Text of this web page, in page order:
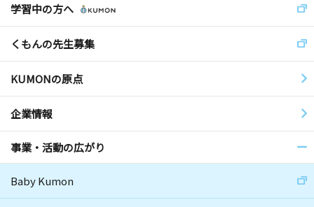
学習中の方へ
くもんの先生募集
KUMONの原点
企業情報
事業・活動の広がり
Baby Kumon